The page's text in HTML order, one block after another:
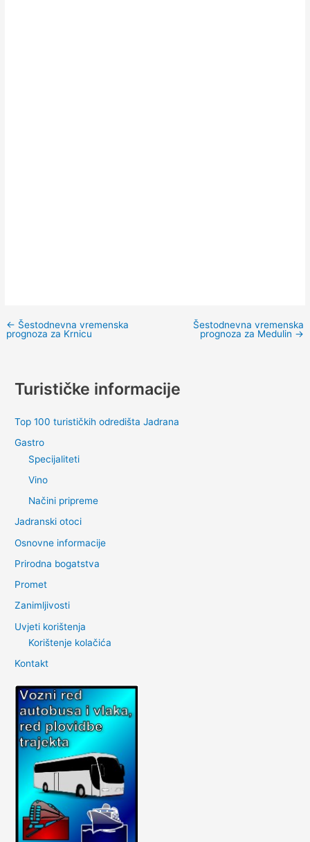
← Šestodnevna vremenska
prognoza za Krnicu
Šestodnevna vremenska
prognoza za Medulin →
Turističke informacije
Top 100 turističkih odredišta Jadrana
Gastro
Specijaliteti
Vino
Načini pripreme
Jadranski otoci
Osnovne informacije
Prirodna bogatstva
Promet
Zanimljivosti
Uvjeti korištenja
Korištenje kolačića
Kontakt